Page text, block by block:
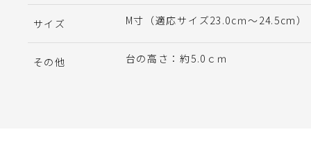
サイズ M寸（適応サイズ23.0cｍ～24.5cm）
その他 台の高さ：約5.0ｃｍ